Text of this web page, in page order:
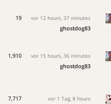
19 vor 12 hours, 37 minutes
ghostdog83
1,910 vor 15 hours, 36 minutes
ghostdog83
7,717 vor 1 Tag, 8 hours